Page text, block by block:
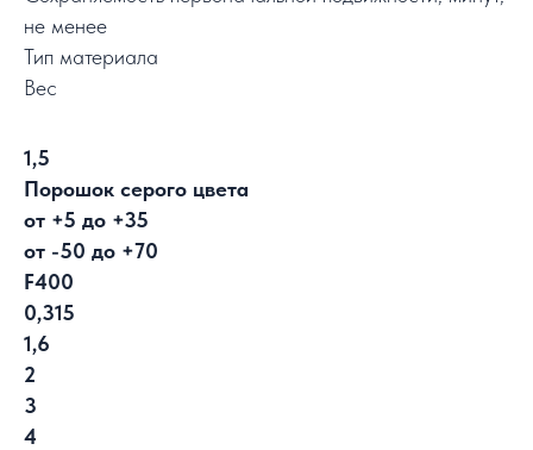
не менее
Тип материала
Вес
1,5
Порошок серого цвета
от +5 до +35
от -50 до +70
F400
0,315
1,6
2
3
4